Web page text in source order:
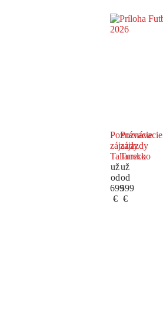
Poznávacie
zájazdy
Taliansko
už
od
699
€
Poznávacie
zájazdy
Turecko
už
od
599
€